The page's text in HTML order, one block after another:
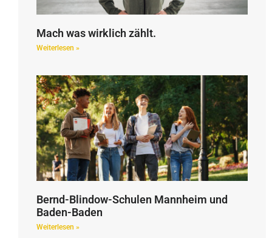
Mach was wirklich zählt.
Weiterlesen »
Bernd-Blindow-Schulen Mannheim und
Baden-Baden
Weiterlesen »